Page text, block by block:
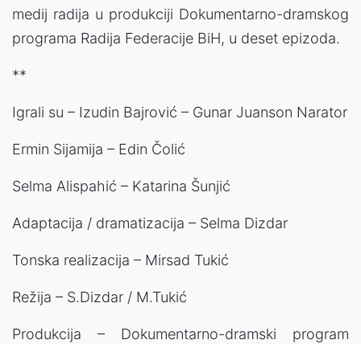
medij radija u produkciji Dokumentarno-dramskog
programa Radija Federacije BiH, u deset epizoda.
**
Igrali su – Izudin Bajrović – Gunar Juanson Narator
Ermin Sijamija – Edin Čolić
Selma Alispahić – Katarina Šunjić
Adaptacija / dramatizacija – Selma Dizdar
Tonska realizacija – Mirsad Tukić
Režija – S.Dizdar / M.Tukić
Produkcija – Dokumentarno-dramski program